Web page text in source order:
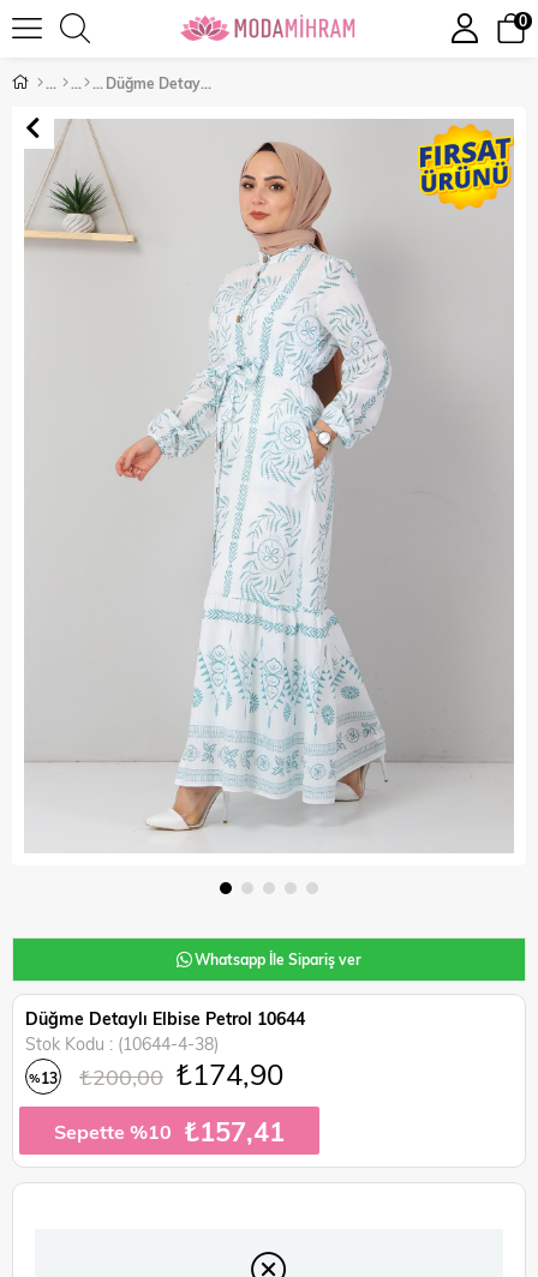
0
Düğme Detaylı Elbise Petrol 10644
Whatsapp İle Sipariş ver
Düğme Detaylı Elbise Petrol 10644
Stok Kodu
(10644-4-38)
%13 ₺200,00 ₺174,90
Sepette %10 ₺157,41